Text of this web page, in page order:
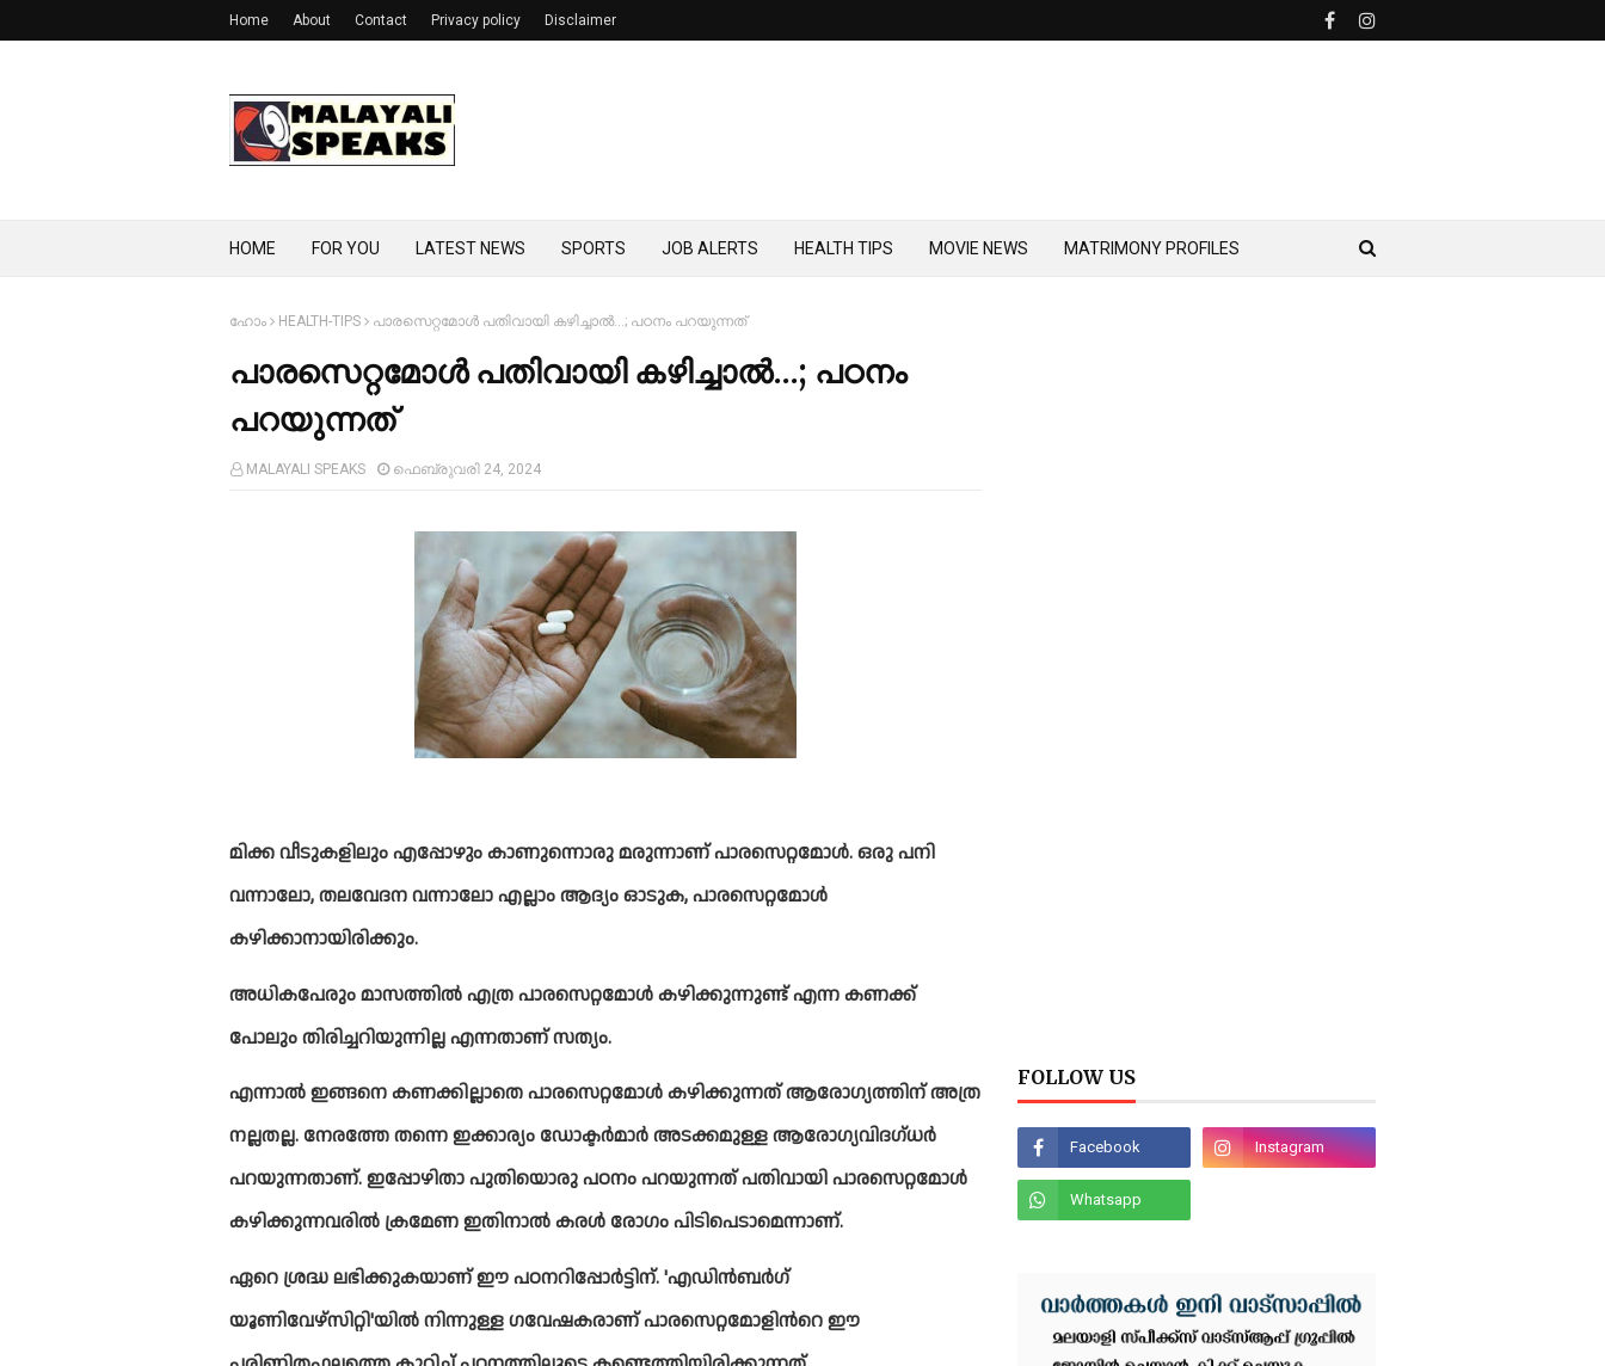
Home About Contact Privacy policy Disclaimer
HOME FOR YOU LATEST NEWS SPORTS JOB ALERTS HEALTH TIPS MOVIE NEWS MATRIMONY PROFILES
ഹോം HEALTH-TIPS പാരസെറ്റമോള്‍ പതിവായി കഴിച്ചാല്‍...; പഠനം പറയുന്നത്
പാരസെറ്റമോള്‍ പതിവായി കഴിച്ചാല്‍...; പഠനം
പറയുന്നത്
MALAYALI SPEAKS ഫെബ്രുവരി 24, 2024
മിക്ക വീടുകളിലും എപ്പോഴും കാണുന്നൊരു മരുന്നാണ് പാരസെറ്റമോള്‍. ഒരു പനി
വന്നാലോ, തലവേദന വന്നാലോ എല്ലാം ആദ്യം ഓടുക, പാരസെറ്റമോള്‍
കഴിക്കാനായിരിക്കും.
അധികപേരും മാസത്തില്‍ എത്ര പാരസെറ്റമോള്‍ കഴിക്കുന്നുണ്ട് എന്ന കണക്ക്
പോലും തിരിച്ചറിയുന്നില്ല എന്നതാണ് സത്യം.
എന്നാല്‍ ഇങ്ങനെ കണക്കില്ലാതെ പാരസെറ്റമോള്‍ കഴിക്കുന്നത് ആരോഗ്യത്തിന് അത്ര
നല്ലതല്ല. നേരത്തേ തന്നെ ഇക്കാര്യം ഡോക്ടര്‍മാര്‍ അടക്കമുള്ള ആരോഗ്യവിദഗ്ധര്‍
പറയുന്നതാണ്. ഇപ്പോഴിതാ പുതിയൊരു പഠനം പറയുന്നത് പതിവായി പാരസെറ്റമോള്‍
കഴിക്കുന്നവരില്‍ ക്രമേണ ഇതിനാല്‍ കരള്‍ രോഗം പിടിപെടാമെന്നാണ്.
ഏറെ ശ്രദ്ധ ലഭിക്കുകയാണ് ഈ പഠനറിപ്പോര്‍ട്ടിന്. 'എഡിൻബര്‍ഗ്
യൂണിവേഴ്സിറ്റി'യില്‍ നിന്നുള്ള ഗവേഷകരാണ് പാരസെറ്റമോളിന്‍റെ ഈ
FOLLOW US